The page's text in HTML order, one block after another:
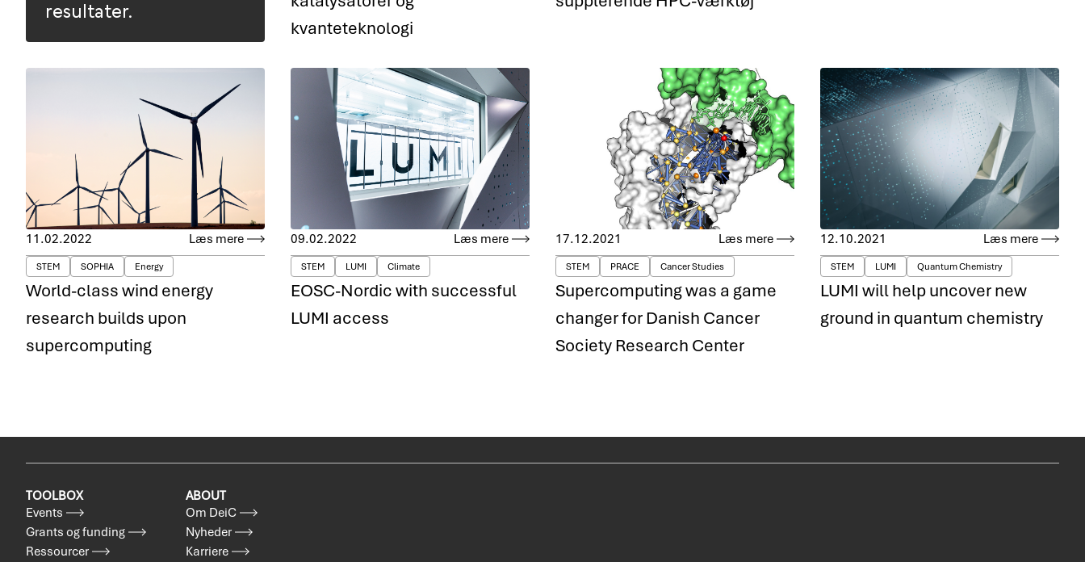
resultater.
kvanteteknologi
11.02.2022 Læs mere
STEM SOPHIA Energy
World-class wind energy
research builds upon
supercomputing
09.02.2022 Læs mere
STEM LUMI Climate
EOSC-Nordic with successful
LUMI access
17.12.2021 Læs mere
STEM PRACE Cancer Studies
Supercomputing was a game
changer for Danish Cancer
Society Research Center
12.10.2021 Læs mere
STEM LUMI Quantum Chemistry
LUMI will help uncover new
ground in quantum chemistry
TOOLBOX
Events
Grants og funding
Ressourcer
ABOUT
Om DeiC
Nyheder
Karriere